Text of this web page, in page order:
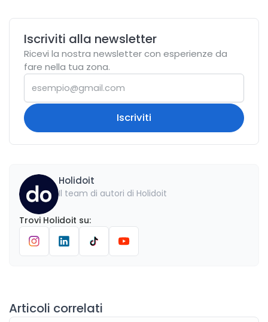
Iscriviti alla newsletter
Ricevi la nostra newsletter con esperienze da
fare nella tua zona.
Iscriviti
Holidoit
Il team di autori di Holidoit
Trovi Holidoit su:
Articoli correlati